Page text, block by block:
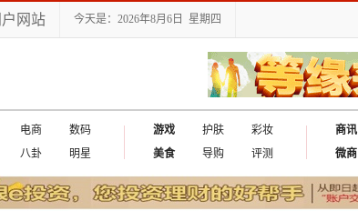
网站 今天是：2026年8月6日 星期四
电商
数码
八卦 明星
游戏 护肤
彩妆
美食
导购 评测
商讯
微商